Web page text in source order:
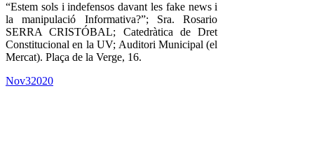
“Estem sols i indefensos davant les fake news i
la manipulació Informativa?”; Sra. Rosario
SERRA CRISTÓBAL; Catedràtica de Dret
Constitucional en la UV; Auditori Municipal (el
Mercat). Plaça de la Verge, 16.
Nov32020